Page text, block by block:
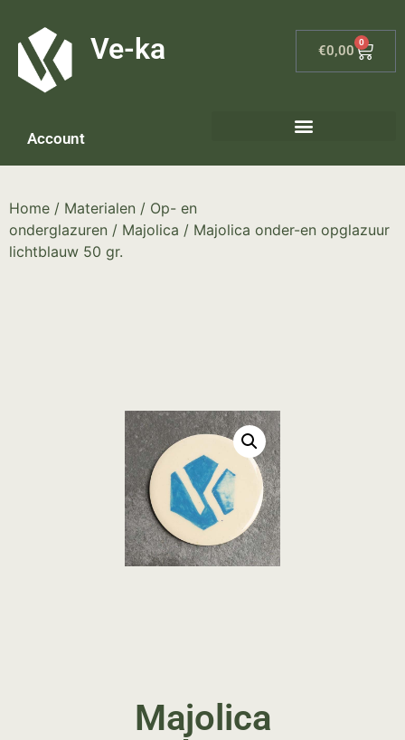
Ve-ka €0,00
0
Account
Home / Materialen / Op- en
onderglazuren / Majolica / Majolica onder-en opglazuur
lichtblauw 50 gr.
Majolica